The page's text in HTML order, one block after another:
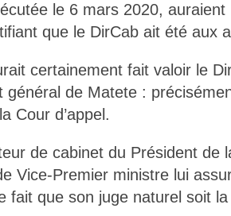
le 6 mars 2020,
que le DirCab ait été aux
certainement fait valoir le
général de Matete :
Cour d’appel.
de cabinet du Président de
Vice-Premier ministre lui
fait que son juge naturel soit